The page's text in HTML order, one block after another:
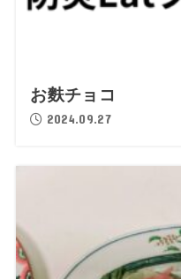
お麩チョコ
2024.09.27